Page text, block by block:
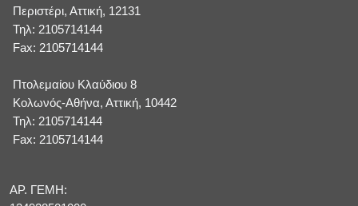
Περιστέρι, Αττική, 12131
Τηλ: 2105714144
Fax: 2105714144
Πτολεμαίου Κλαύδιου 8
Κολωνός-Αθήνα, Αττική, 10442
Τηλ: 2105714144
Fax: 2105714144
ΑΡ. ΓΕΜΗ: